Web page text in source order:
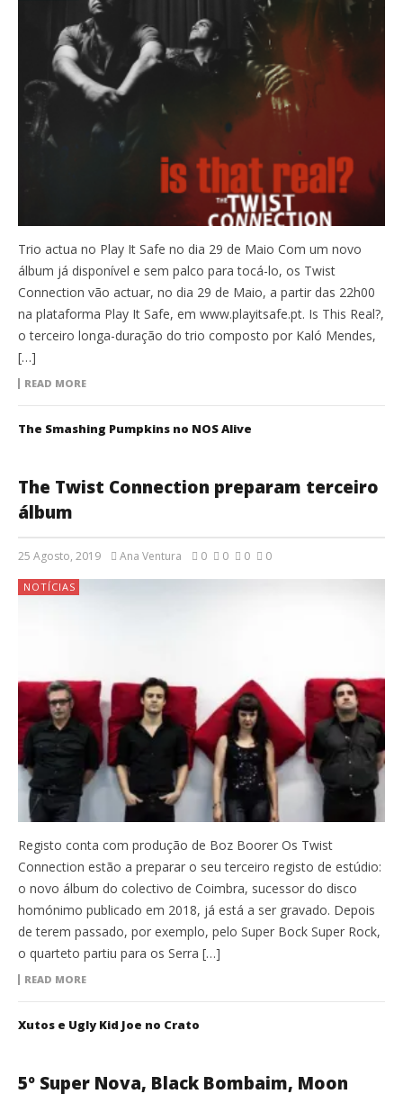
Trio actua no Play It Safe no dia 29 de Maio Com um novo
álbum já disponível e sem palco para tocá-lo, os Twist
Connection vão actuar, no dia 29 de Maio, a partir das 22h00
na plataforma Play It Safe, em www.playitsafe.pt. Is This Real?,
o terceiro longa-duração do trio composto por Kaló Mendes,
[…]
READ MORE
The Smashing Pumpkins no NOS Alive
The Twist Connection preparam terceiro
álbum
25 Agosto, 2019 Ana Ventura 0 0 0 0
NOTÍCIAS
Registo conta com produção de Boz Boorer Os Twist
Connection estão a preparar o seu terceiro registo de estúdio:
o novo álbum do colectivo de Coimbra, sucessor do disco
homónimo publicado em 2018, já está a ser gravado. Depois
de terem passado, por exemplo, pelo Super Bock Super Rock,
o quarteto partiu para os Serra […]
READ MORE
Xutos e Ugly Kid Joe no Crato
5º Super Nova, Black Bombaim, Moon